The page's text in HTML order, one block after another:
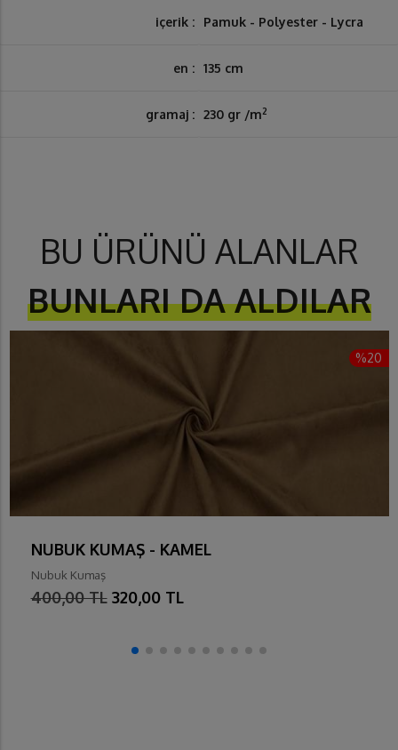
içerik : Pamuk - Polyester - Lycra
en : 135 cm
gramaj : 230 gr /m2
BU ÜRÜNÜ ALANLAR
BUNLARI DA ALDILAR
%20
NUBUK KUMAŞ - KAMEL
Nubuk Kumaş
400,00 TL 320,00 TL